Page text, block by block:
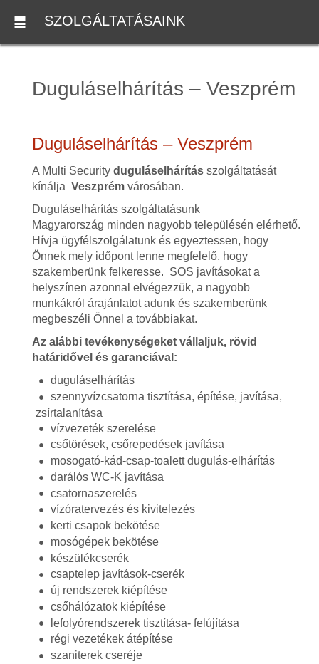
SZOLGÁLTATÁSAINK
Duguláselhárítás – Veszprém
Duguláselhárítás – Veszprém
A Multi Security duguláselhárításszolgáltatását
kínálja Veszprémvárosában.
Duguláselhárítás szolgáltatásunk
Magyarország minden nagyobb településén elérhető.
Hívja ügyfélszolgálatunk és egyeztessen, hogy
Önnek mely időpont lenne megfelelő, hogy
szakemberünk felkeresse. SOS javításokat a
helyszínen azonnal elvégezzük, a nagyobb
munkákról árajánlatot adunk és szakemberünk
megbeszéli Önnel a továbbiakat.
Az alábbi tevékenységeket vállaljuk, rövid
határidővel és garanciával:
duguláselhárítás
szennyvízcsatorna tisztítása, építése, javítása,
zsírtalanítása
vízvezeték szerelése
csőtörések, csőrepedések javítása
mosogató-kád-csap-toalett dugulás-elhárítás
darálós WC-K javítása
csatornaszerelés
vízóratervezés és kivitelezés
kerti csapok bekötése
mosógépek bekötése
készülékcserék
csaptelep javítások-cserék
új rendszerek kiépítése
csőhálózatok kiépítése
lefolyórendszerek tisztítása- felújítása
régi vezetékek átépítése
szaniterek cseréje